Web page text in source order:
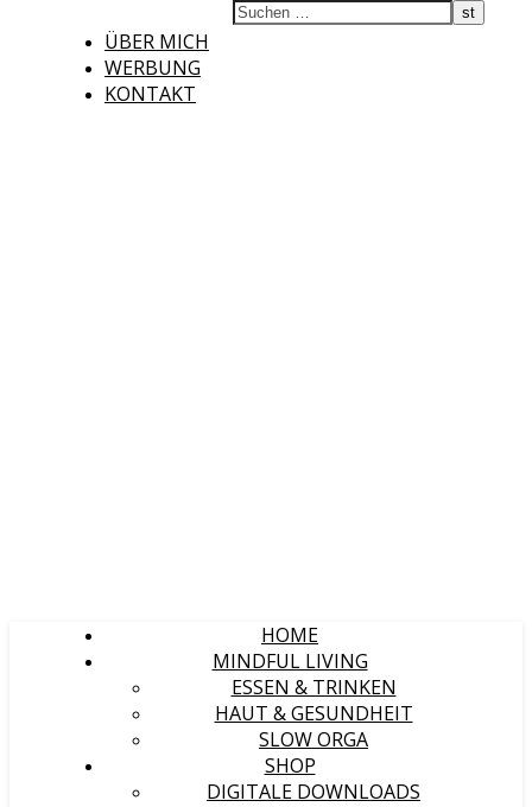
ÜBER MICH
WERBUNG
KONTAKT
HOME
MINDFUL LIVING
ESSEN & TRINKEN
HAUT & GESUNDHEIT
SLOW ORGA
SHOP
DIGITALE DOWNLOADS